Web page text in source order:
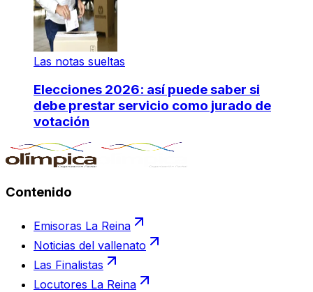
Las notas sueltas
Elecciones 2026: así puede saber si
debe prestar servicio como jurado de
votación
Contenido
Emisoras La Reina
Noticias del vallenato
Las Finalistas
Locutores La Reina